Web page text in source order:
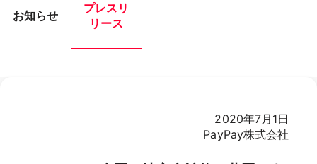
お知らせ
プレスリ
リース
2020年7月1日
PayPay株式会社